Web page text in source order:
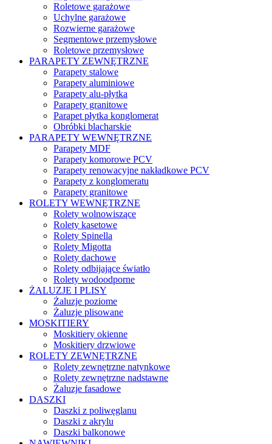
Roletowe garażowe
Uchylne garażowe
Rozwierne garażowe
Segmentowe przemysłowe
Roletowe przemysłowe
PARAPETY ZEWNĘTRZNE
Parapety stalowe
Parapety aluminiowe
Parapety alu-płytka
Parapety granitowe
Parapet płytka konglomerat
Obróbki blacharskie
PARAPETY WEWNĘTRZNE
Parapety MDF
Parapety komorowe PCV
Parapety renowacyjne nakładkowe PCV
Parapety z konglomeratu
Parapety granitowe
ROLETY WEWNĘTRZNE
Rolety wolnowiszące
Rolety kasetowe
Rolety Spinella
Rolety Migotta
Rolety dachowe
Rolety odbijające światło
Rolety wodoodporne
ŻALUZJE I PLISY
Żaluzje poziome
Żaluzje plisowane
MOSKITIERY
Moskitiery okienne
Moskitiery drzwiowe
ROLETY ZEWNĘTRZNE
Rolety zewnętrzne natynkowe
Rolety zewnętrzne nadstawne
Żaluzje fasadowe
DASZKI
Daszki z poliwęglanu
Daszki z akrylu
Daszki balkonowe